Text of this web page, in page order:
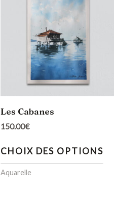
Les Cabanes
150.00€
CHOIX DES OPTIONS
Aquarelle